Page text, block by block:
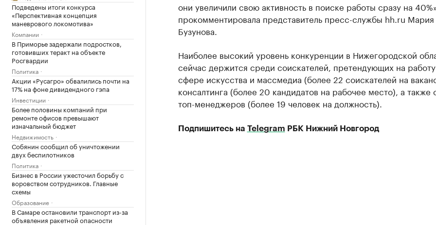
Подведены итоги конкурса
«Перспективная концепция
маневрового локомотива»
Компании
В Приморье задержали подростков,
готовивших теракт на объекте
Росгвардии
Политика
Акции «Русагро» обвалились почти на
17% на фоне дивидендного гэпа
Инвестиции
Более половины компаний при
ремонте офисов превышают
изначальный бюджет
Недвижимость
Собянин сообщил об уничтожении
двух беспилотников
Политика
Бизнес в России ужесточил борьбу с
воровством сотрудников. Главные
схемы
Образование
В Самаре остановили транспорт из-за
объявления ракетной опасности
они увеличили свою активность в поиске работы сразу на
прокомментировала представитель пресс-службы hh.ru Мария
Бузунова.
Наиболее высокий уровень конкуренции в Нижегородской
сейчас держится среди соискателей, претендующих на
сфере искусства и массмедиа (более 22 соискателей на
консалтинга (более 20 кандидатов на рабочее место), а также
топ-менеджеров (более 19 человек на должность).
Подпишитесь на Telegram РБК Нижний Новгород